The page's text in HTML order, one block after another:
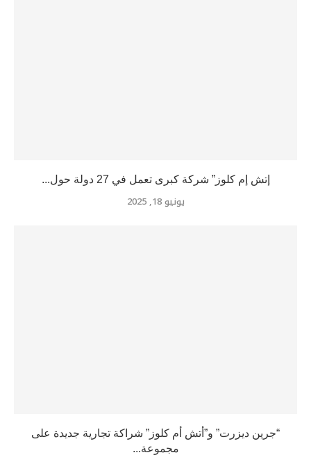
إتش إم كلوز” شركة كبرى تعمل في 27 دولة حول...
يونيو 18, 2025
“جرين ديزرت” و”أتش أم كلوز” شراكة تجارية جديدة على
مجموعة...